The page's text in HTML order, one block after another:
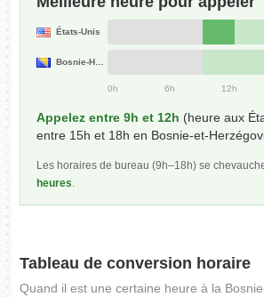
États-Unis
Bosnie-Herzégovine
0h 6h 12h
Appelez entre 9h et 12h (heure aux
entre 15h et 18h en Bosnie-et-
Les horaires de bureau (9h–18h) se
heures.
Tableau de conversion horaire
Quand il est une certaine heure à la